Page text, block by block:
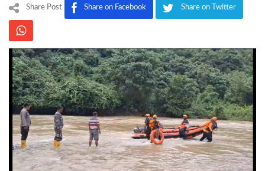
Share Post Share on Facebook Share on Twitter